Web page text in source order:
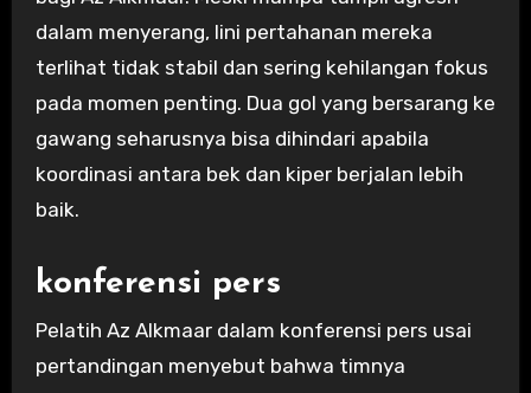
dalam menyerang, lini pertahanan mereka
terlihat tidak stabil dan sering kehilangan fokus
pada momen penting. Dua gol yang bersarang ke
gawang seharusnya bisa dihindari apabila
koordinasi antara bek dan kiper berjalan lebih
baik.
konferensi pers
Pelatih Az Alkmaar dalam konferensi pers usai
pertandingan menyebut bahwa timnya